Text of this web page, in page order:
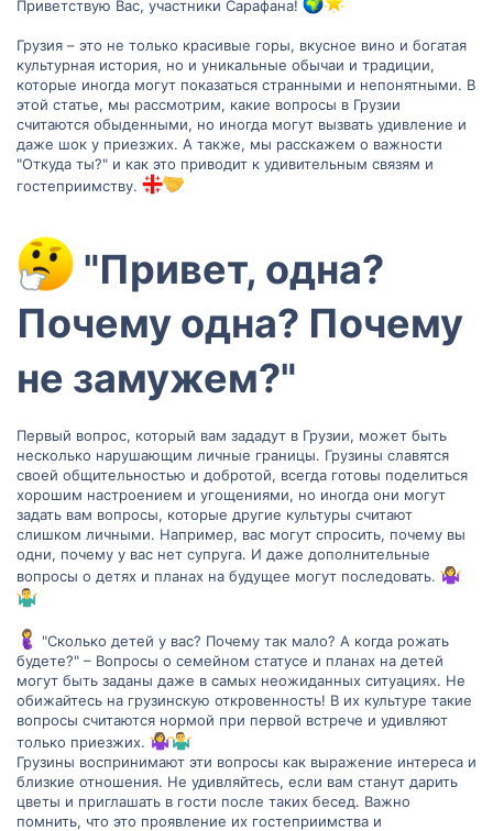
Приветствую Вас, участники Сарафана!
Грузия – это не только красивые горы, вкусное вино и богатая
культурная история, но и уникальные обычаи и традиции,
которые иногда могут показаться странными и непонятными. В
этой статье, мы рассмотрим, какие вопросы в Грузии
считаются обыденными, но иногда могут вызвать удивление и
даже шок у приезжих. А также, мы расскажем о важности
"Откуда ты?" и как это приводит к удивительным связям и
гостеприимству.
"Привет, одна?
Почему одна? Почему
не замужем?"​
Первый вопрос, который вам зададут в Грузии, может быть
несколько нарушающим личные границы. Грузины славятся
своей общительностью и добротой, всегда готовы поделиться
хорошим настроением и угощениями, но иногда они могут
задать вам вопросы, которые другие культуры считают
слишком личными. Например, вас могут спросить, почему вы
одни, почему у вас нет супруга. И даже дополнительные
вопросы о детях и планах на будущее могут последовать.
"Сколько детей у вас? Почему так мало? А когда рожать
будете?" – Вопросы о семейном статусе и планах на детей
могут быть заданы даже в самых неожиданных ситуациях. Не
обижайтесь на грузинскую откровенность! В их культуре такие
вопросы считаются нормой при первой встрече и удивляют
только приезжих.
Грузины воспринимают эти вопросы как выражение интереса и
близкие отношения. Не удивляйтесь, если вам станут дарить
цветы и приглашать в гости после таких бесед. Важно
помнить, что это проявление их гостеприимства и